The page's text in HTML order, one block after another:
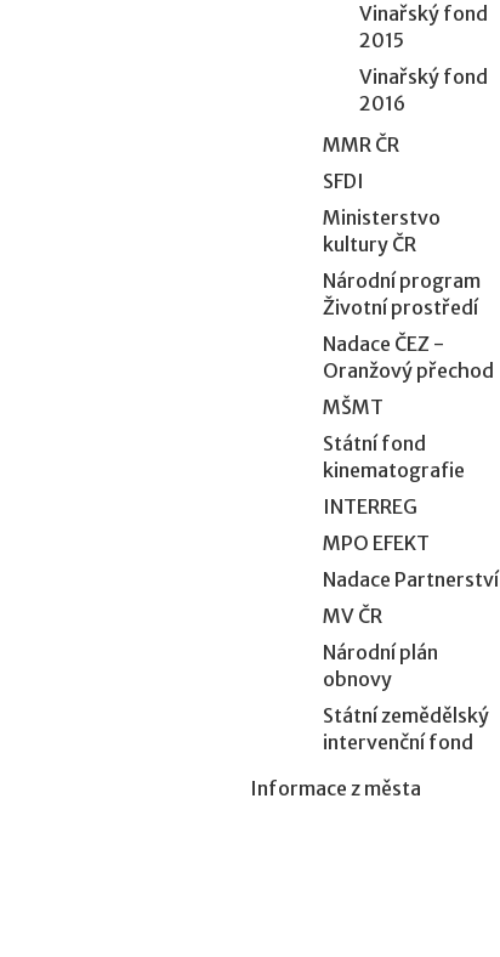
Vinařský fond
2015
Vinařský fond
2016
MMR ČR
SFDI
Ministerstvo
kultury ČR
Národní program
Životní prostředí
Nadace ČEZ -
Oranžový přechod
MŠMT
Státní fond
kinematografie
INTERREG
MPO EFEKT
Nadace Partnerství
MV ČR
Národní plán
obnovy
Státní zemědělský
intervenční fond
Informace z města